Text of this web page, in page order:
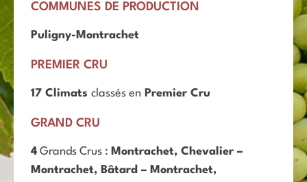
COMMUNES DE PRODUCTION
Puligny-Montrachet
PREMIER CRU
1 7 Climats classés en Premier Cru
GRAND CRU
4 Grands Crus : M ontrachet, Chevalier –
Montrachet, Bâtard – Montrachet,